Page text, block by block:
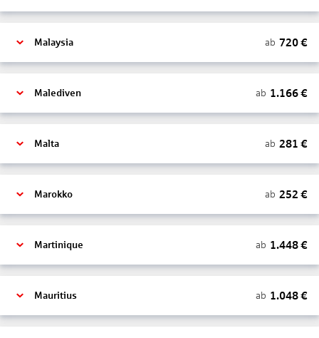
Malaysia ab 720€
Malediven ab 1.166€
Malta ab 281 €
Marokko ab 252 €
Martinique ab 1.448€
Mauritius ab 1.048€